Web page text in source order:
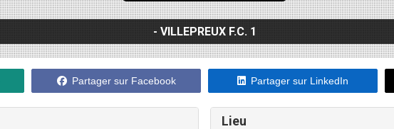
- VILLEPREUX F.C. 1
Partager sur Facebook Partager sur LinkedIn
Lieu